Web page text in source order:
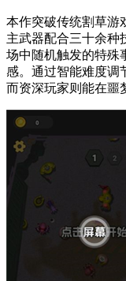
本作突破传统割草游
主武器配合三十余种
场中随机触发的特殊
感。通过智能难度调
而资深玩家则能在噩